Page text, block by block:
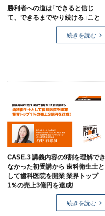
勝利者への道は「できると信じ
て、できるまでやり続ける」こと
続きを読む
CASE.3 講義内容の9割を理解でき
なかった初受講から 歯科衛生士と
して歯科医院を開業 業界トップ
1％の売上3億円を達成!
続きを読む